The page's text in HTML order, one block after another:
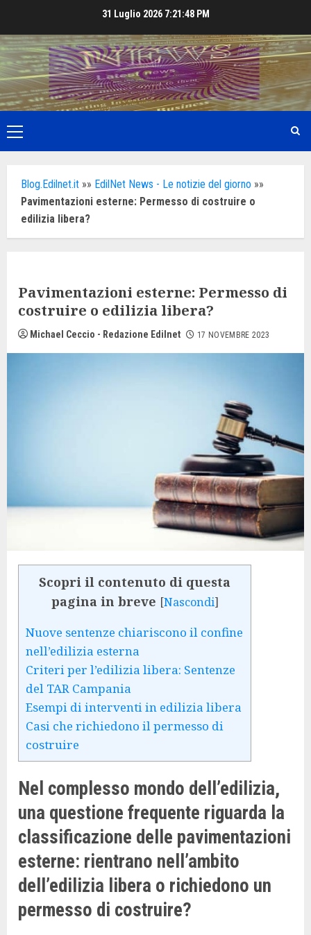
content
31 Luglio 2026 7:21:50 PM
Primary
Menu
Blog.Edilnet.it »» EdilNet News - Le notizie del giorno »»
Pavimentazioni esterne: Permesso di costruire o
edilizia libera?
Pavimentazioni esterne: Permesso di
costruire o edilizia libera?
Michael Ceccio - Redazione Edilnet 17 NOVEMBRE 2023
Scopri il contenuto di questa
pagina in breve [Nascondi]
Nuove sentenze chiariscono il confine
nell’edilizia esterna
Criteri per l’edilizia libera: Sentenze
del TAR Campania
Esempi di interventi in edilizia libera
Casi che richiedono il permesso di
costruire
Nel complesso mondo dell’edilizia,
una questione frequente riguarda la
classificazione delle pavimentazioni
esterne: rientrano nell’ambito
dell’edilizia libera o richiedono un
permesso di costruire?